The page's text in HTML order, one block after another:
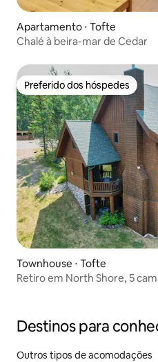
Apartamento ⋅ Tofte
Chalé à beira-mar de Cedar
Preferido dos hóspedes
Preferido dos hóspedes
Townhouse ⋅ Tofte
Retiro em North Shore, 5
Destinos para
Outros tipos de acomodações